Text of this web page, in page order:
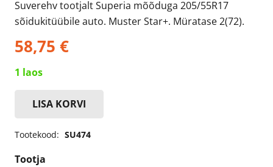
Suverehv tootjalt Superia mõõduga 205/55R17
sõidukitüübile auto. Muster Star+. Müratase 2(72).
58,75 €
1 laos
Superia
Suverehv
LISA KORVI
Tootekood: SU474
Tootja